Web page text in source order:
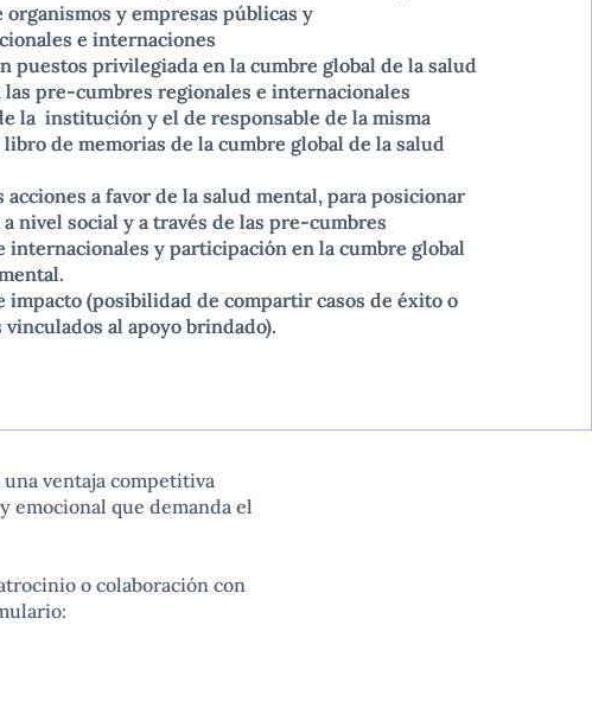
organismos y empresas públicas y
e internaciones
puestos privilegiada en la cumbre global de la salud
las pre-cumbres regionales e internacionales
la institución y el de responsable de la misma
de memorias de la cumbre global de la salud
acciones a favor de la salud mental, para posicionar
nivel social y a través de las pre-cumbres
internacionales y participación en la cumbre global
impacto (posibilidad de compartir casos de éxito o
al apoyo brindado).
organismos y empresas públicas y
e internaciones
puestos privilegiada en la cumbre global de la salud
las pre-cumbres regionales e internacionales
la institución y el de responsable de la misma
de memorias de la cumbre global de la salud
acciones a favor de la salud mental, para posicionar
nivel social y a través de las pre-cumbres
internacionales y participación en la cumbre global
impacto (posibilidad de compartir casos de éxito o
al apoyo brindado).
ventaja competitiva
emocional que demanda el
o colaboración con